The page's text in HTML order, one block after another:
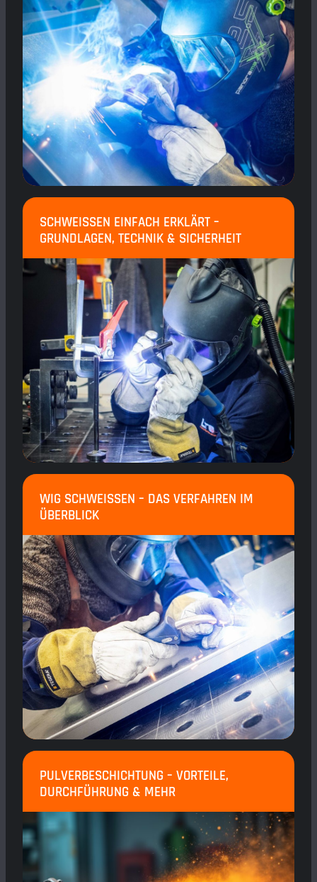
SCHWEISSEN EINFACH ERKLÄRT – G
RUNDLAGEN, TECHNIK & SICHERHEIT
WIG SCHWEISSEN – DAS VERFAHREN IM Ü
BERBLICK
PULVERBESCHICHTUNG – VORTEILE,
DURCHFÜHRUNG & MEHR